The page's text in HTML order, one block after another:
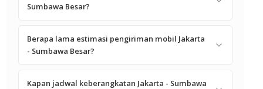
Sumbawa Besar?
Berapa lama estimasi pengiriman mobil Jakarta
- Sumbawa Besar?
Kapan jadwal keberangkatan Jakarta - Sumbawa